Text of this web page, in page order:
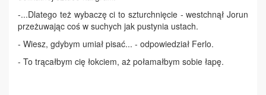
-...Dlatego też wybaczę ci to szturchnięcie - westchnął Jorun
przeżuwając coś w suchych jak pustynia ustach.
- Wiesz, gdybym umiał pisać... - odpowiedział Ferlo.
- To trącałbym cię łokciem, aż połamałbym sobie łapę.